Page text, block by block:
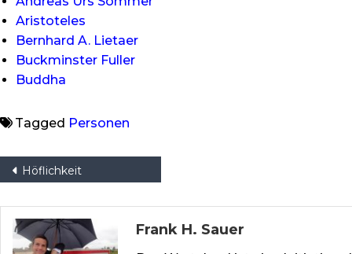
Aristoteles
Bernhard A. Lietaer
Buckminster Fuller
Buddha
Tagged Personen
Beitragsnavigation
Höflichkeit
Frank H. Sauer